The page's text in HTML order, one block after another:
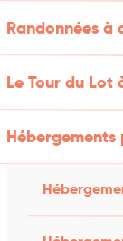
Randonnées
Le Tour du Lot
Fête de